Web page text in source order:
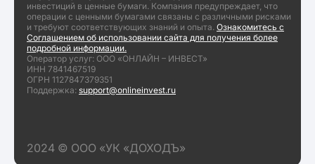
инвестиций в ценные бумаги. Компания предупреждает, что
операции с ценными бумагами связаны с различными рисками
и требуют соответствующих знаний и опыта. Ознакомитесь с
Соглашением об использовании сайта для получения более
подробной информации.
Оператор услуг: ООО «ОНЛАЙН – ИНВЕСТ»
ИНН 7841467519
ОГРН 1127847379351
Поддержка: support@onlineinvest.ru
2024 © ООО «УК «ДОХОДЪ»